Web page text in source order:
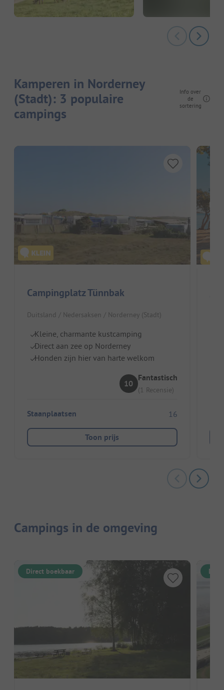
Kamperen in Norderney
(Stadt): 3 populaire
campings
Info over
de
sortering
Campingplatz Tünnbak
Duitsland / Nedersaksen / Norderney (Stadt)
Kleine, charmante kustcamping
Direct aan zee op Norderney
Honden zijn hier van harte welkom
10
Fantastisch
(1 Recensie)
Staanplaatsen 16
Toon prijs
Campings in de omgeving
Direct boekbaar